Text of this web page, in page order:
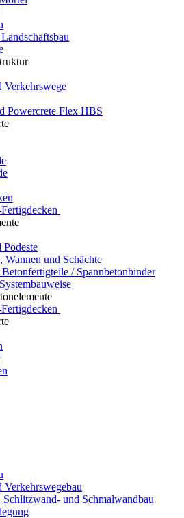
Verkehrswege
Powercrete Flex HBS
Podeste
Wannen und Schächte
/ Spannbetonbinder
Verkehrswegebau
und Schmalwandbau